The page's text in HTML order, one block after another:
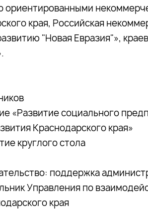
ориентированными
края, Российская
"Новая Евразия"»,
«Развитие социального
Краснодарского края»
круглого стола
поддержка
Управления по
края